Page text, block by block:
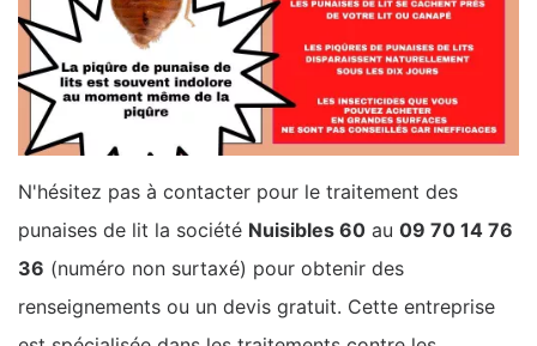
N'hésitez pas à contacter pour le traitement des
punaises de lit la société Nuisibles 60 au 09 70 14 76
36 (numéro non surtaxé) pour obtenir des
renseignements ou un devis gratuit. Cette entreprise